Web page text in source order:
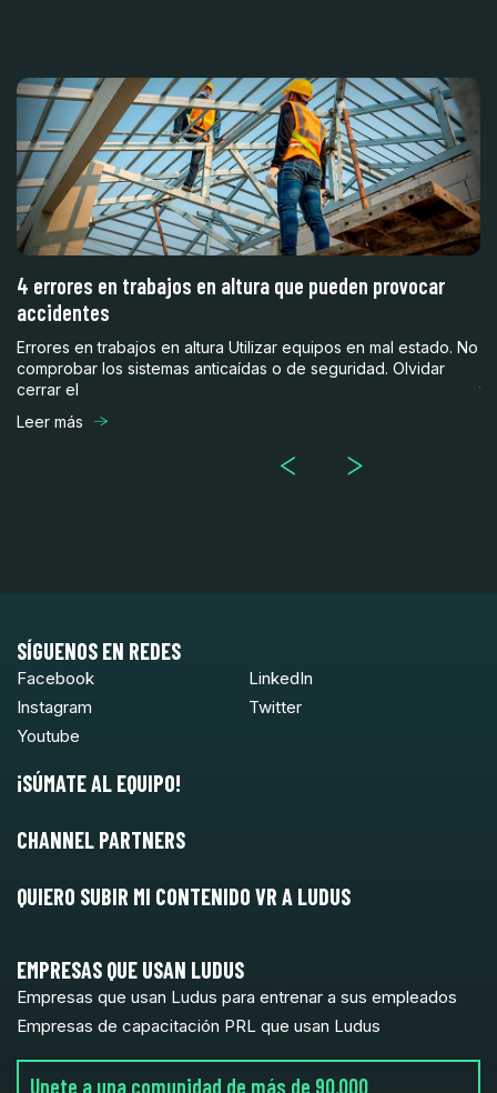
4 errores en trabajos en altura que pueden provocar
accidentes
Errores en trabajos en altura Utilizar equipos en mal estado. No
comprobar los sistemas anticaídas o de seguridad. Olvidar
cerrar el
Leer más
SÍGUENOS EN REDES
Facebook
LinkedIn
Instagram
Twitter
Youtube
¡SÚMATE AL EQUIPO!
CHANNEL PARTNERS
QUIERO SUBIR MI CONTENIDO VR A LUDUS
EMPRESAS QUE USAN LUDUS
Empresas que usan Ludus para entrenar a sus empleados
Empresas de capacitación PRL que usan Ludus
Unete a una comunidad de más de 90.000